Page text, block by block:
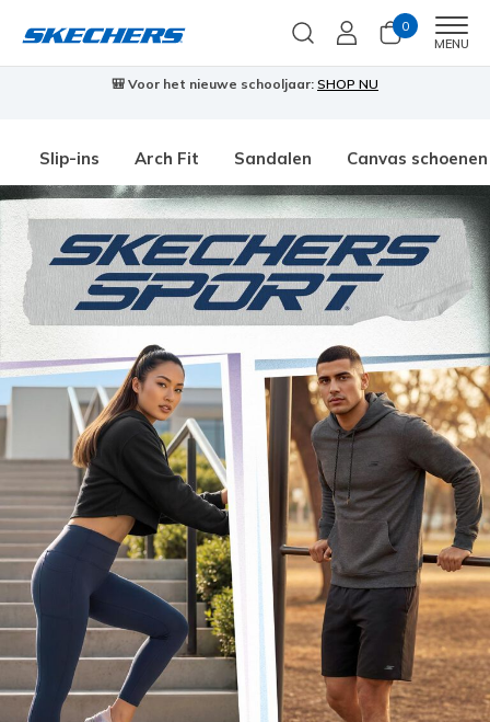
0
MENU
🎒 Voor het nieuwe schooljaar: SHOP NU
Slip-ins Arch Fit Sandalen Canvas schoenen